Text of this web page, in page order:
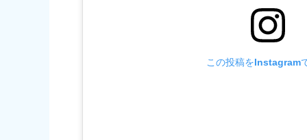
この投稿をInstagram